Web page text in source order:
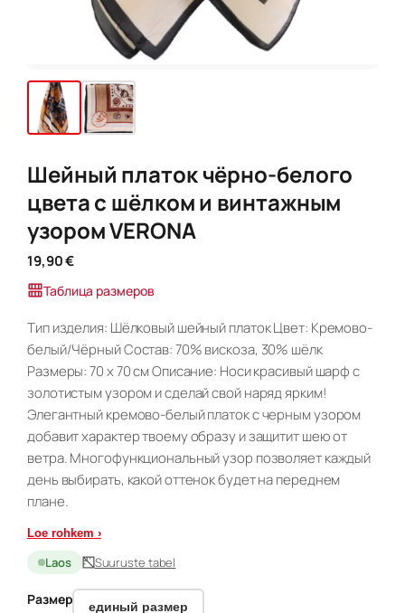
Шейный платок чёрно-белого
цвета с шёлком и винтажным
узором VERONA
19,90€
Таблица размеров
Тип изделия: Шёлковый шейный платок Цвет: Кремово-
белый/Чёрный Состав: 70% вискоза, 30% шёлк
Размеры: 70 x 70 см Описание: Носи красивый шарф с
золотистым узором и сделай свой наряд ярким!
Элегантный кремово-белый платок с черным узором
добавит характер твоему образу и защитит шею от
ветра. Многофункциональный узор позволяет каждый
день выбирать, какой оттенок будет на переднем
плане.
Loe rohkem ›
Laos Suuruste tabel
Размер единый размер